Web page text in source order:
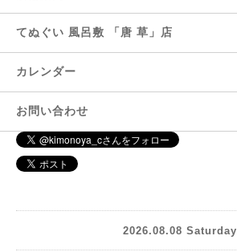
てぬぐい 風呂敷 「唐 草」店
カレンダー
お問い合わせ
2026.08.08 Saturday